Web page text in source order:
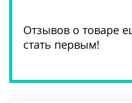
Отзывов о товаре
стать первым!